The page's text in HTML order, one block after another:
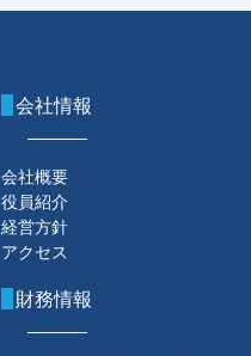
会社情報
会社概要
役員紹介
経営方針
アクセス
財務情報